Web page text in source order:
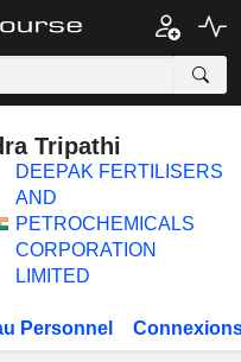
Tripathi
DEEPAK FERTILISERS
AND
PETROCHEMICALS
CORPORATION
LIMITED
Personnel